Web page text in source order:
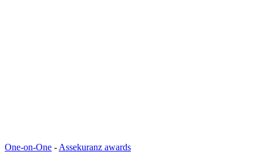
One-on-One - Assekuranz awards